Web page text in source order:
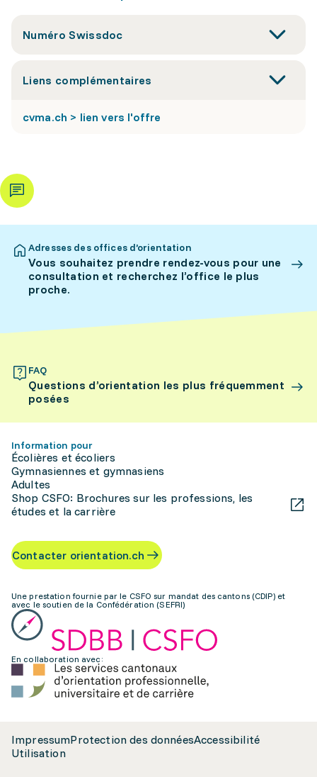
Numéro Swissdoc
Liens complémentaires
cvma.ch > lien vers l'offre
Adresses des offices d’orientation
Vous souhaitez prendre rendez-vous pour une
consultation et recherchez l’office le plus
proche.
FAQ
Questions d’orientation les plus fréquemment
posées
Information pour
Écolières et écoliers
Gymnasiennes et gymnasiens
Adultes
Shop CSFO: Brochures sur les professions, les
études et la carrière
Contacter orientation.ch
Une prestation fournie par le CSFO sur mandat des cantons (CDIP) et
avec le soutien de la Confédération (SEFRI)
En collaboration avec:
ImpressumProtection des donnéesAccessibilité
Utilisation